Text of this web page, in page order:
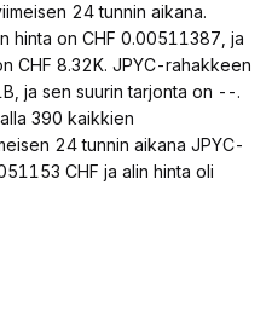
24 tunnin aikana.
hinta on CHF 0.00511387, ja
CHF 8.32K. JPYC-rahakkeen
ja sen suurin tarjonta on --.
390 kaikkien
24 tunnin aikana JPYC-
CHF ja alin hinta oli